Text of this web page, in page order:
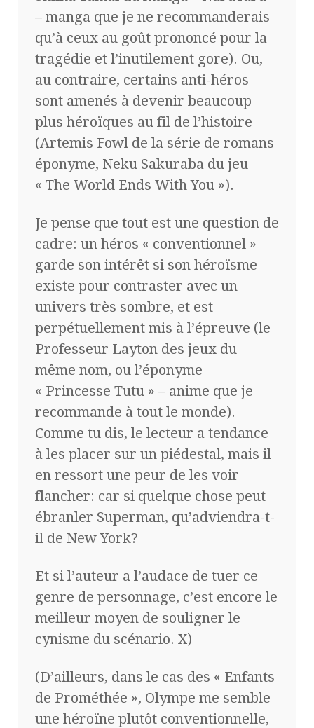
– manga que je ne recommanderais
qu’à ceux au goût prononcé pour la
tragédie et l’inutilement gore). Ou,
au contraire, certains anti-héros
sont amenés à devenir beaucoup
plus héroïques au fil de l’histoire
(Artemis Fowl de la série de romans
éponyme, Neku Sakuraba du jeu
« The World Ends With You »).
Je pense que tout est une question de
cadre: un héros « conventionnel »
garde son intérêt si son héroïsme
existe pour contraster avec un
univers très sombre, et est
perpétuellement mis à l’épreuve (le
Professeur Layton des jeux du
même nom, ou l’éponyme
« Princesse Tutu » – anime que je
recommande à tout le monde).
Comme tu dis, le lecteur a tendance
à les placer sur un piédestal, mais il
en ressort une peur de les voir
flancher: car si quelque chose peut
ébranler Superman, qu’adviendra-t-
il de New York?
Et si l’auteur a l’audace de tuer ce
genre de personnage, c’est encore le
meilleur moyen de souligner le
cynisme du scénario. X)
(D’ailleurs, dans le cas des « Enfants
de Prométhée », Olympe me semble
une héroïne plutôt conventionnelle,